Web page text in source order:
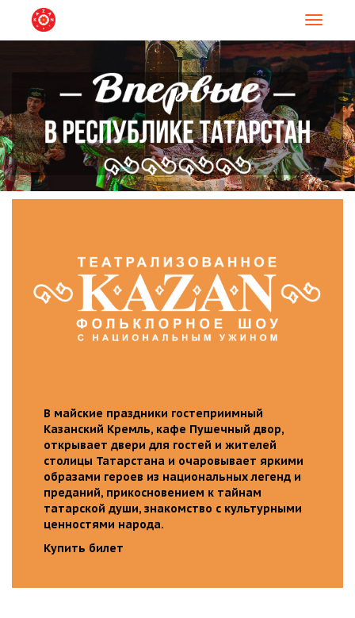
В майские праздники гостеприимный
Казанский Кремль, кафе Пушечный двор,
открывает двери для гостей и жителей
столицы Татарстана и очаровывает яркими
образами героев из национальных легенд и
преданий, прикосновением к тайнам
татарской души, знакомство с культурными
ценностями народа.
Купить билет